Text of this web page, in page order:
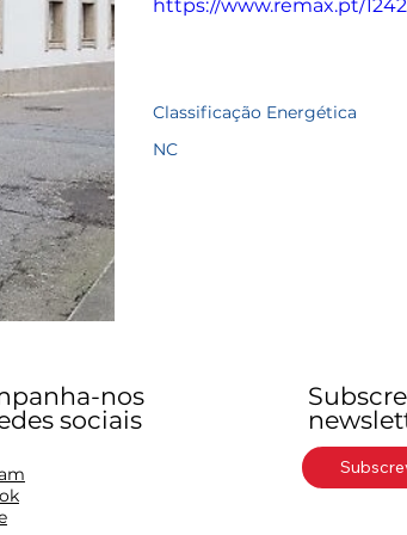
https://www.remax.pt/
Classificação Energética
NC
nos
sociais